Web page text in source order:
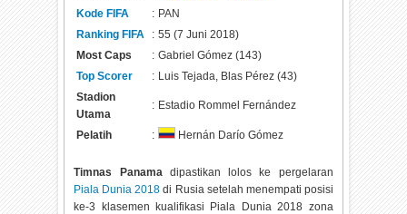
Kode FIFA
: PAN
Ranking FIFA
: 55 (7 Juni 2018)
Most Caps
: Gabriel Gómez (143)
Top Scorer
: Luis Tejada, Blas Pérez (43)
Stadion
Utama
: Estadio Rommel Fernández
Pelatih : Hernán Darío Gómez
Timnas Panamadipastikan lolos ke pergelaran
Piala Dunia 2018 di Rusia setelah menempati posisi
ke-3 klasemen kualifikasi Piala Dunia 2018 zona